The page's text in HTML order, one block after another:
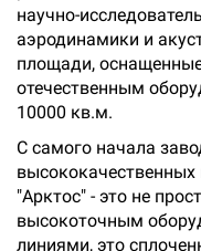
научно-
аэродинамики и
площади,
отечественным
10000 кв.м.
С самого начала
высококачественных
"Арктос" - это не
высокоточным
линиями, это